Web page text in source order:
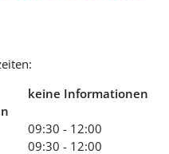
keine Informationen
09:30 - 12:00
09:30 - 12:00